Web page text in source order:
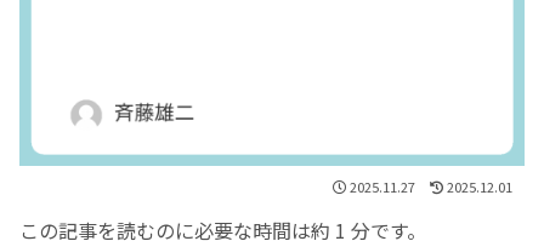
2025.11.27 2025.12.01
この記事を読むのに必要な時間は約 1 分です。